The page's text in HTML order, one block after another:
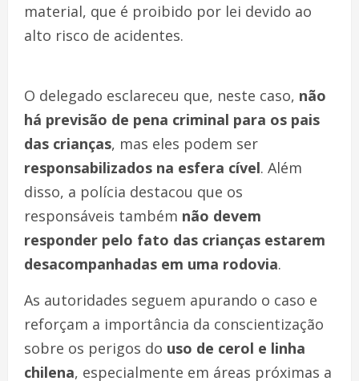
material, que é proibido por lei devido ao
alto risco de acidentes.
O delegado esclareceu que, neste caso, não
há previsão de pena criminal para os pais
das crianças, mas eles podem ser
responsabilizados na esfera cível. Além
disso, a polícia destacou que os
responsáveis também não devem
responder pelo fato das crianças estarem
desacompanhadas em uma rodovia.
As autoridades seguem apurando o caso e
reforçam a importância da conscientização
sobre os perigos do uso de cerol e linha
chilena, especialmente em áreas próximas a